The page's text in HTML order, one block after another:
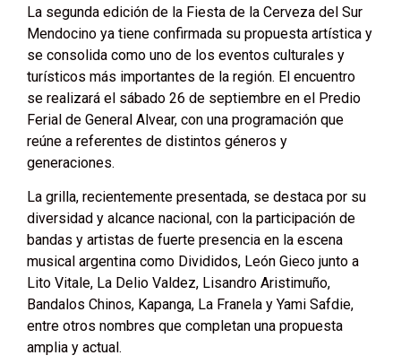
La segunda edición de la Fiesta de la Cerveza del Sur
Mendocino ya tiene confirmada su propuesta artística y
se consolida como uno de los eventos culturales y
turísticos más importantes de la región. El encuentro
se realizará el sábado 26 de septiembre en el Predio
Ferial de General Alvear, con una programación que
reúne a referentes de distintos géneros y
generaciones.
La grilla, recientemente presentada, se destaca por su
diversidad y alcance nacional, con la participación de
bandas y artistas de fuerte presencia en la escena
musical argentina como Divididos, León Gieco junto a
Lito Vitale, La Delio Valdez, Lisandro Aristimuño,
Bandalos Chinos, Kapanga, La Franela y Yami Safdie,
entre otros nombres que completan una propuesta
amplia y actual.